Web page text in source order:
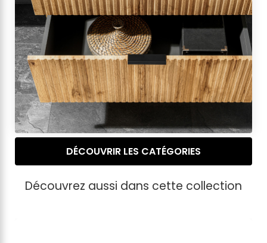
DÉCOUVRIR LES CATÉGORIES
Découvrez aussi dans cette collection